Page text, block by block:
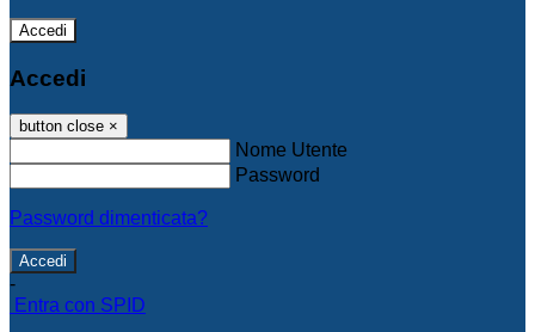
Accedi
Accedi
button close ×
Nome Utente
Password
Password dimenticata?
-
Entra con SPID